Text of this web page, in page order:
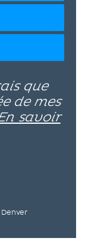
que
de mes
savoir